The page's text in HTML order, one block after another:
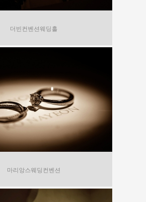
더빈컨벤션웨딩홀
마리앙스웨딩컨벤션